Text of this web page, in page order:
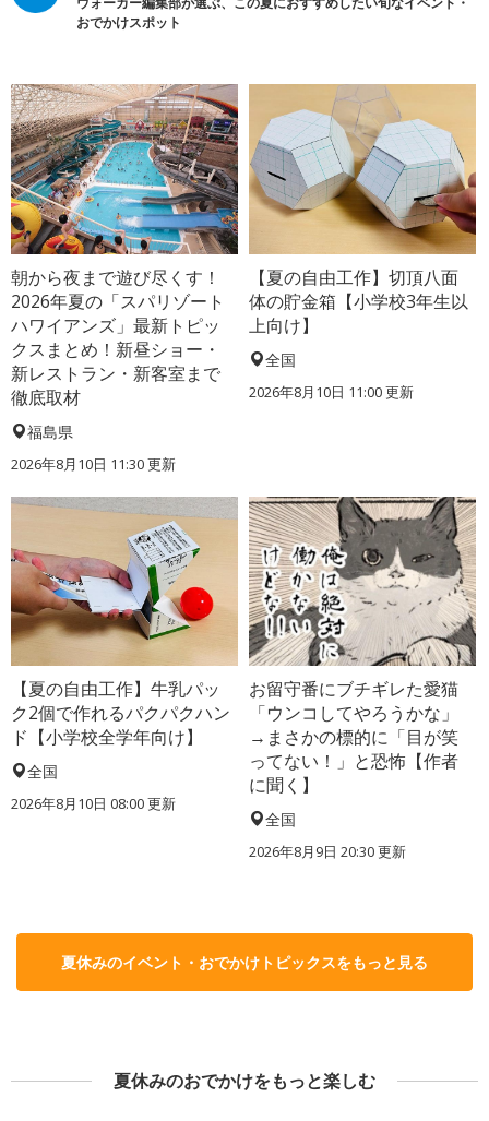
おでかけスポット
朝から夜まで遊び尽くす！
2026年夏の「スパリゾート
ハワイアンズ」最新トピッ
クスまとめ！新昼ショー・
新レストラン・新客室まで
徹底取材
福島県
2026年8月10日 11:30更新
【夏の自由工作】切頂八面
体の貯金箱【小学校3年生以
上向け】
全国
2026年8月10日 11:00更新
【夏の自由工作】牛乳パッ
ク2個で作れるパクパクハン
ド【小学校全学年向け】
全国
2026年8月10日 08:00更新
お留守番にブチギレた愛猫
「ウンコしてやろうかな」
→まさかの標的に「目が笑
ってない！」と恐怖【作者
に聞く】
全国
2026年8月9日 20:30更新
夏休みのイベント・おでかけトピックスをもっと見る
夏休みのおでかけをもっと楽しむ